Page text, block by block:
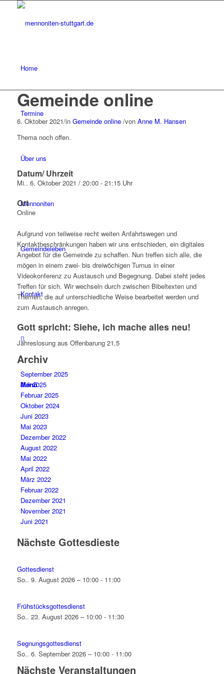
Home
Termine
Über uns
Mennoniten
Gemeindeleben
Kontakt
Menü
Gemeinde online
6. Oktober 2021/in Gemeinde online /von Anne M. Hansen
Thema noch offen.
Datum/ Uhrzeit
Mi.. 6. Oktober 2021 / 20:00 - 21:15 Uhr
Ort
Online
Aufgrund von teilweise recht weiten Anfahrtswegen und
Kontaktbeschränkungen haben wir uns entschieden, ein digitales
Angebot für die Gemeinde zu schaffen. Nun treffen sich alle, die
mögen in einem zwei- bis dreiwöchigen Turnus in einer
Videokonferenz zu Austausch und Begegnung. Dabei steht jedes
Treffen für sich. Wir wechseln durch zwischen Bibeltexten und
Themen, die auf unterschiedliche Weise bearbeitet werden und
zum Austausch anregen.
Gott spricht: Siehe, ich mache alles neu!
Jahreslosung aus Offenbarung 21,5
Archiv
September 2025
Juli 2025
Februar 2025
Oktober 2024
Juni 2023
Mai 2023
Dezember 2022
August 2022
Mai 2022
April 2022
März 2022
Februar 2022
Dezember 2021
November 2021
Juni 2021
Nächste Gottesdieste
Gottesdienst
So.. 9. August 2026 – 10:00 - 11:00
Frühstücksgottesdienst
So.. 23. August 2026 – 10:00 - 11:30
Segnungsgottesdienst
So.. 6. September 2026 – 10:00 - 11:00
Nächste Veranstaltungen